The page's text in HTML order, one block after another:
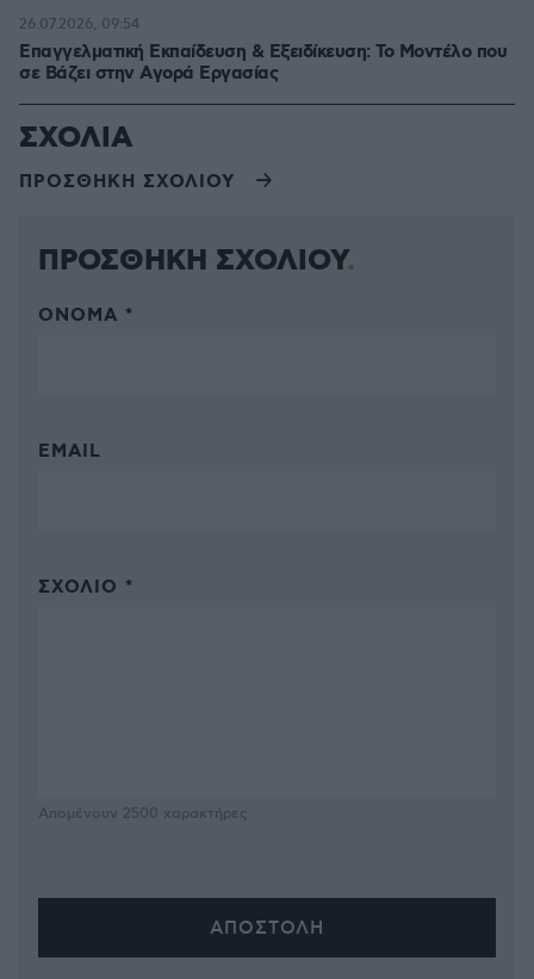
Επαγγελματική Εκπαίδευση & Εξειδίκευση: Το Mοντέλο που
σε Bάζει στην Aγορά Eργασίας
26.07.2026, 09:54
ΣΧΟΛΙΑ
ΠΡΟΣΘΗΚΗ ΣΧΟΛΙΟΥ
ΠΡΟΣΘΗΚΗ ΣΧΟΛΙΟΥ
ΌΝΟΜΑ *
EMAIL
ΣΧΌΛΙΟ *
Απομένουν 2500 χαρακτήρες